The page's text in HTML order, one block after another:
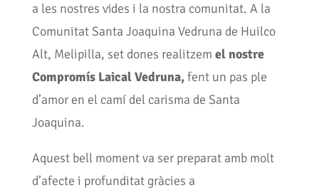
a les nostres vides i la nostra comunitat. A la
Comunitat Santa Joaquina Vedruna de Huilco
Alt, Melipilla, set dones realitzem el nostre
Compromís Laical Vedruna,fent un pas ple
d’amor en el camí del carisma de Santa
Joaquina.
Aquest bell moment va ser preparat amb molt
d’afecte i profunditat gràcies a